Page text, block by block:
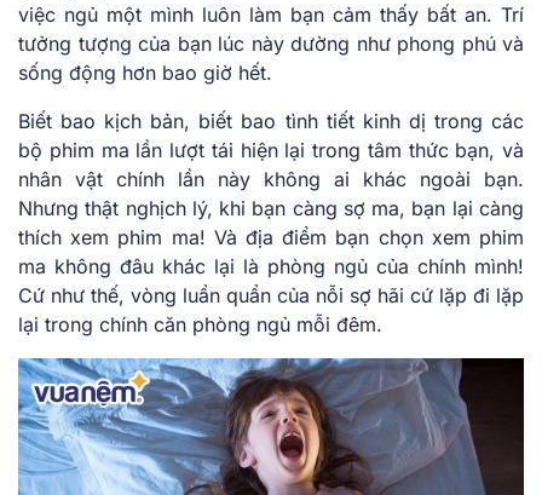
việc ngủ một mình luôn làm bạn cảm thấy bất an. Trí
tưởng tượng của bạn lúc này dường như phong phú và
sống động hơn bao giờ hết.
Biết bao kịch bản, biết bao tình tiết kinh dị trong các
bộ phim ma lần lượt tái hiện lại trong tâm thức bạn, và
nhân vật chính lần này không ai khác ngoài bạn.
Nhưng thật nghịch lý, khi bạn càng sợ ma, bạn lại càng
thích xem phim ma! Và địa điểm bạn chọn xem phim
ma không đâu khác lại là phòng ngủ của chính mình!
Cứ như thế, vòng luẩn quẩn của nỗi sợ hãi cứ lặp đi lặp
lại trong chính căn phòng ngủ mỗi đêm.